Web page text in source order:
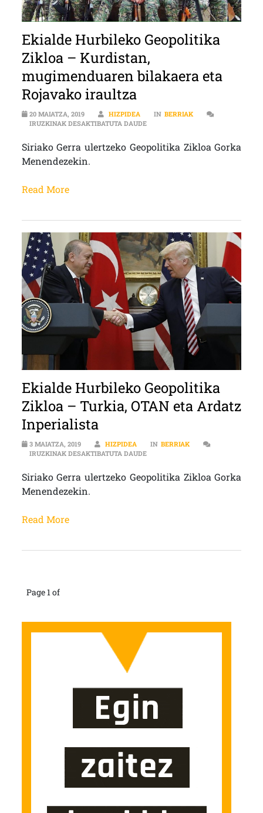
Ekialde Hurbileko Geopolitika
Zikloa – Kurdistan,
mugimenduaren bilakaera eta
Rojavako iraultza
20 MAIATZA, 2019 HIZPIDEA IN BERRIAK
IRUZKINAK DESAKTIBATUTA DAUDEEKIALDE HURBILEKO
Siriako Gerra ulertzeko Geopolitika Zikloa Gorka
Menendezekin.
Read More
Ekialde Hurbileko Geopolitika
Zikloa – Turkia, OTAN eta Ardatz
Inperialista
3 MAIATZA, 2019 HIZPIDEA IN BERRIAK
IRUZKINAK DESAKTIBATUTA DAUDEEKIALDE HURBILEKO
Siriako Gerra ulertzeko Geopolitika Zikloa Gorka
Menendezekin.
Read More
Page 1 of